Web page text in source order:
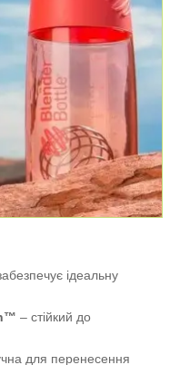
ідеальну
– стійкий до
для перенесення